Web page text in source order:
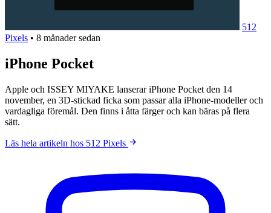
512
Pixels • 8 månader sedan
iPhone Pocket
Apple och ISSEY MIYAKE lanserar iPhone Pocket den 14
november, en 3D-stickad ficka som passar alla iPhone-modeller och
vardagliga föremål. Den finns i åtta färger och kan bäras på flera
sätt.
Läs hela artikeln hos 512 Pixels